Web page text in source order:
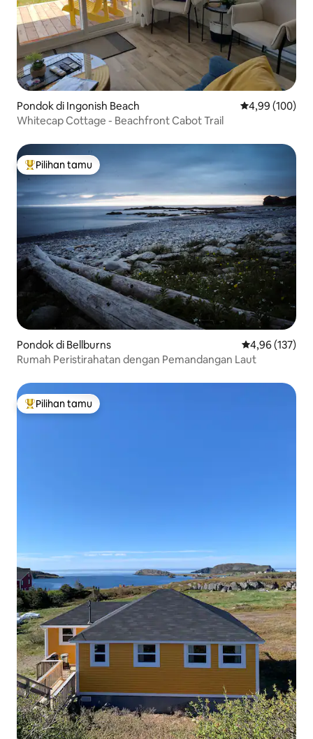
Pondok di Ingonish Beach Nilai rata-rata
4,99 (100)
Whitecap Cottage - Beachfront Cabot Trail
Pilihan tamu terpopuler
Pilihan tamu
Pondok di Bellburns Nilai rata-rata
4,96 (137)
Rumah Peristirahatan dengan Pemandangan Laut
Pilihan tamu terpopuler
Pilihan tamu